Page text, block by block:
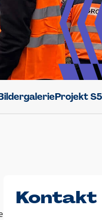
Projekt S5
Kontakt